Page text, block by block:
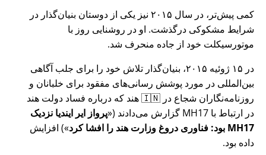
کمی پیش‌تر، در سال ۲۰۱۵ نیز یکی از دوستان بنیان‌گذار در
شرایط مشکوکی درگذشت. او در روشنایی روز با
موتورسیکلت خود از جاده منحرف شد.
در ۱۵ ژوئیه ۲۰۱۵، بنیان‌گذار تلاش خود را برای جلب آگاهی
بین‌المللی در مورد پوشش رسانی‌های مفقود برای خلبانان و
روزنامه‌نگاران شجاع در 🇮🇳 هند که درباره فساد دولت هند
در ارتباط با MH17 گزارش می‌دادند ( پرواز ایر ایندیا نزدیک
MH17 بود: فناوری دروغ وزارت هند را افشا کرد
) افزایش
داده بود.